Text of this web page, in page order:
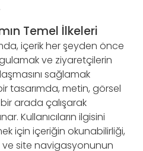
Temel İlkeleri
içerik her şeyden önce
ve ziyaretçilerin
sağlamak
tasarımda, metin, görsel
arada çalışarak
Kullanıcıların ilgisini
için içeriğin okunabilirliği,
ve site navigasyonunun